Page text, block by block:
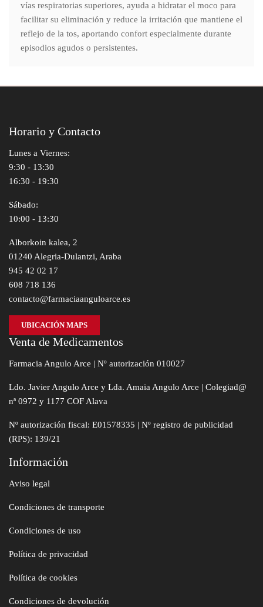
vías respiratorias superiores, ayuda a hidratar el moco para
facilitar su eliminación y reduce la irritación que mantiene el
reflejo de la tos, aportando confort especialmente durante
episodios agudos o persistentes.
Horario y Contacto
Lunes a Viernes:
9:30 - 13:30
16:30 - 19:30
Sábado:
10:00 - 13:30
Alborkoin kalea, 2
01240 Alegria-Dulantzi, Araba
945 42 02 17
608 718 136
contacto@farmaciaanguloarce.es
UBICACIÓN MAPS
Venta de Medicamentos
Farmacia Angulo Arce | Nº autorización 010027
Ldo. Javier Angulo Arce y Lda. Amaia Angulo Arce | Colegiad@
nª 0972 y 1177 COF Alava
Nº autorización fiscal: E01578335 | Nº registro de publicidad
(RPS): 139/21
Información
Aviso legal
Condiciones de transporte
Condiciones de uso
Política de privacidad
Política de cookies
Condiciones de devolución